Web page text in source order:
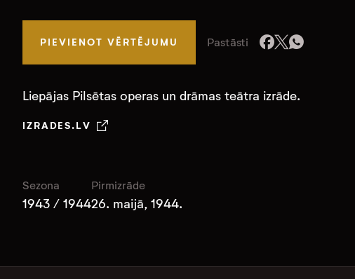
PIEVIENOT VĒRTĒJUMU Pastāsti
Liepājas Pilsētas operas un drāmas teātra izrāde.
IZRADES.LV
Sezona
1943 / 1944
Pirmizrāde
26. maijā, 1944.